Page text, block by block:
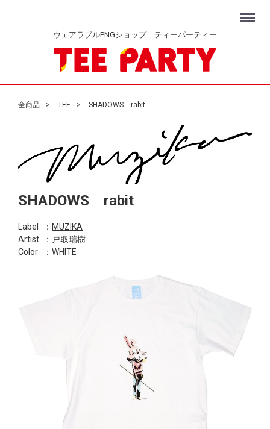
ウェアラブルPNGショップ ティーパーティー
Menu
全商品 TEE SHADOWS rabit
SHADOWS rabit
Label ： MUZIKA
Artist
： 戸取瑞樹
Color
：WHITE